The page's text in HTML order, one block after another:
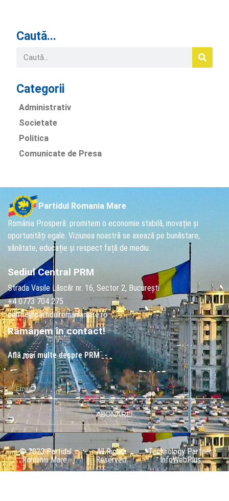
Caută...
Categorii
Administrativ
Societate
Politica
Comunicate de Presa
Partidul Romania Mare
România Prosperă: promitem o economie stabilă, inovație și
oportunități egale. Viziunea noastră se axează pe bunăstare,
sănătate, educație și respect față de mediu.
Sediul Central PRM
Strada Vasile Lăscăr nr. 16, Sector 2, București
+4 0773 704 275
centru@partidulromaniamare.ro
Rămânem în contact!
Află mai multe despre PRM
ABONARE!
© 2023 Partidul
România Mare.
All Rights
Reserved.
Technology Partner:
InfoWebPlus